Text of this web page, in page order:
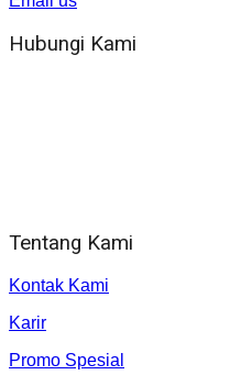
Hubungi Kami
Tentang Kami
Kontak Kami
Karir
Promo Spesial